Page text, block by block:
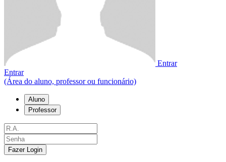
Entrar
Entrar
(Área do aluno, professor ou funcionário)
Aluno
Professor
Fazer Login